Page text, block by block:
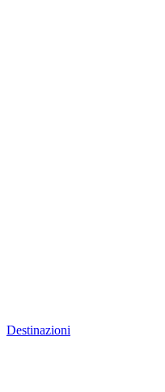
Destinazioni